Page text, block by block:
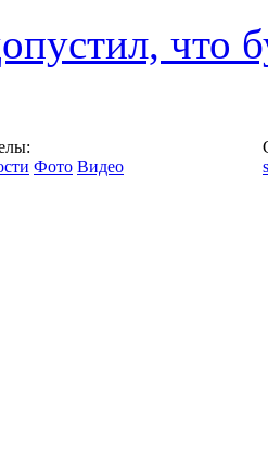
что
Фото Видео